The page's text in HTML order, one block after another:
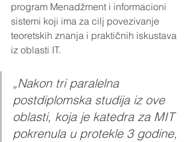
program Menadžment i informacioni
sistemi koji ima za cilj povezivanje
teoretskih znanja i praktičnih iskustava
iz oblasti IT.
„Nakon tri paralelna
postdiplomska studija iz ove
oblasti, koja je katedra za MIT
pokrenula u protekle 3 godine,